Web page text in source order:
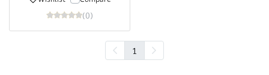
(0)
1